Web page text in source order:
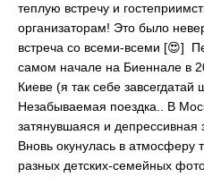
теплую встречу и
организаторам! Это было
встреча со всеми-всеми [😍]
самом начале на Биеннале в
Киеве (я так себе
Незабываемая поездка.. В
затянувшаяся и депрессивная
Вновь окунулась в атмосферу
разных детских-семейных